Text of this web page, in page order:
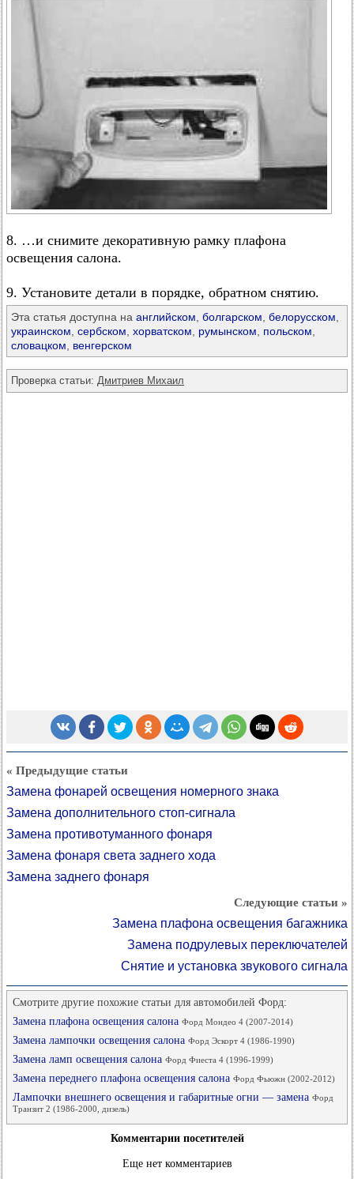
8. …и снимите декоративную рамку плафона
освещения салона.
9. Установите детали в порядке, обратном снятию.
Эта статья доступна на английском болгарском белорусском
украинском сербском хорватском румынском польском
словацком
венгерском
Проверка статьи: Дмитриев Михаил
« Предыдущие статьи
Замена фонарей освещения номерного знака
Замена дополнительного стоп-сигнала
Замена противотуманного фонаря
Замена фонаря света заднего хода
Замена заднего фонаря
Следующие статьи »
Замена плафона освещения багажника
Замена подрулевых переключателей
Снятие и установка звукового сигнала
Смотрите другие похожие статьи для автомобилей Форд:
Замена плафона освещения салона Форд Мондео 4 (2007-2014)
Замена лампочки освещения салона Форд Эскорт 4 (1986-1990)
Замена ламп освещения салона Форд Фиеста 4 (1996-1999)
Замена переднего плафона освещения салона Форд Фьюжн (2002-2012)
Лампочки внешнего освещения и габаритные огни — замена Форд
Транзит 2 (1986-2000, дизель)
Комментарии посетителей
Еще нет комментариев